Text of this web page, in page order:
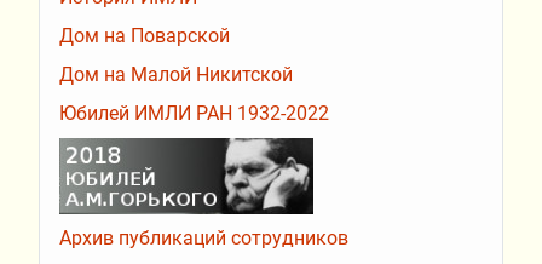
Дом на Поварской
Дом на Малой Никитской
Юбилей ИМЛИ РАН 1932-2022
Архив публикаций сотрудников